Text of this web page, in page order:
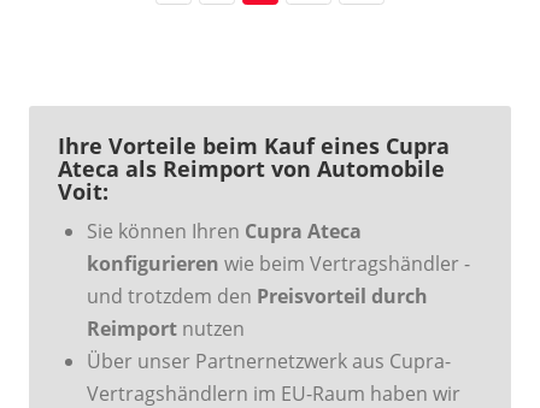
Ihre Vorteile beim Kauf eines Cupra
Ateca als Reimport von Automobile
Voit:
Sie können Ihren Cupra Ateca
konfigurieren wie beim Vertragshändler -
und trotzdem den Preisvorteil durch
Reimport nutzen
Über unser Partnernetzwerk aus Cupra-
Vertragshändlern im EU-Raum haben wir